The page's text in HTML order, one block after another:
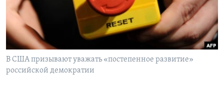
Learning English
СОЦИАЛЬНЫЕ СЕТИ
В США призывают уважать «постепенное развитие»
российской демократии